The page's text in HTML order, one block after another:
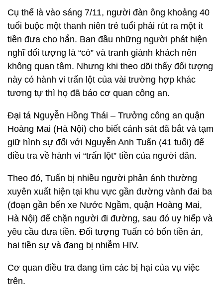
Cụ thể là vào sáng 7/11, người đàn ông khoảng 40
tuổi buộc một thanh niên trẻ tuổi phải rút ra một ít
tiền đưa cho hắn. Ban đầu những người phát hiện
nghĩ đối tượng là “cò” và tranh giành khách nên
không quan tâm. Nhưng khi theo dõi thấy đối tượng
này có hành vi trấn lột của vài trường hợp khác
tương tự thì họ đã báo cơ quan công an.
Đại tá Nguyễn Hồng Thái – Trưởng công an quận
Hoàng Mai (Hà Nội) cho biết cảnh sát đã bắt và tạm
giữ hình sự đối với Nguyễn Anh Tuấn (41 tuổi) để
điều tra về hành vi “trấn lột” tiền của người dân.
Theo đó, Tuấn bị nhiều người phản ánh thường
xuyên xuất hiện tại khu vực gần đường vành đai ba
(đoạn gần bến xe Nước Ngầm, quận Hoàng Mai,
Hà Nội) để chặn người đi đường, sau đó uy hiếp và
yêu cầu đưa tiền. Đối tượng Tuấn có bốn tiền án,
hai tiền sự và đang bị nhiễm HIV.
Cơ quan điều tra đang tìm các bị hại của vụ việc
trên.